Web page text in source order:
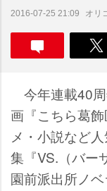
2016-07-25 21:09 オリ
今年連載40
画『こちら葛
メ・小説など
集『VS.（バー
園前派出所ノ